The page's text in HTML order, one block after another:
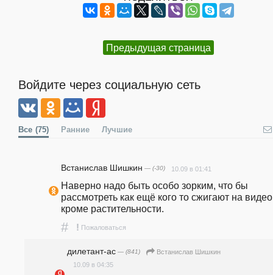
Предыдущая страница
Войдите через социальную сеть
Все (75) Ранние Лучшие
Встанислав Шишкин — (-30) 10.09 в 01:41
Наверно надо быть особо зорким, что бы
рассмотреть как ещё кого то сжигают на видео
кроме растительности.
# ! Пожаловаться
дилетант-ас — (841)
Встанислав Шишкин
10.09 в 04:35